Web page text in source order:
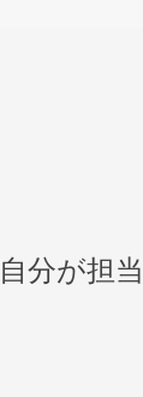
分が担当